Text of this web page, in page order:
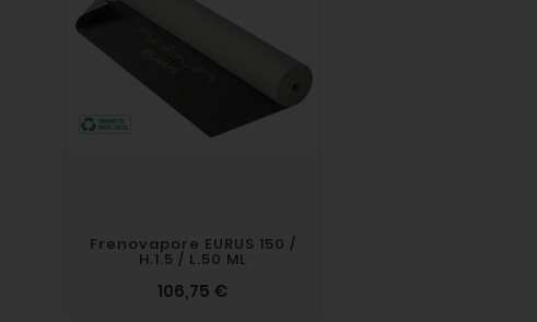
Frenovapore EURUS 150 /
H.1.5 / L.50 ML
106,75 €